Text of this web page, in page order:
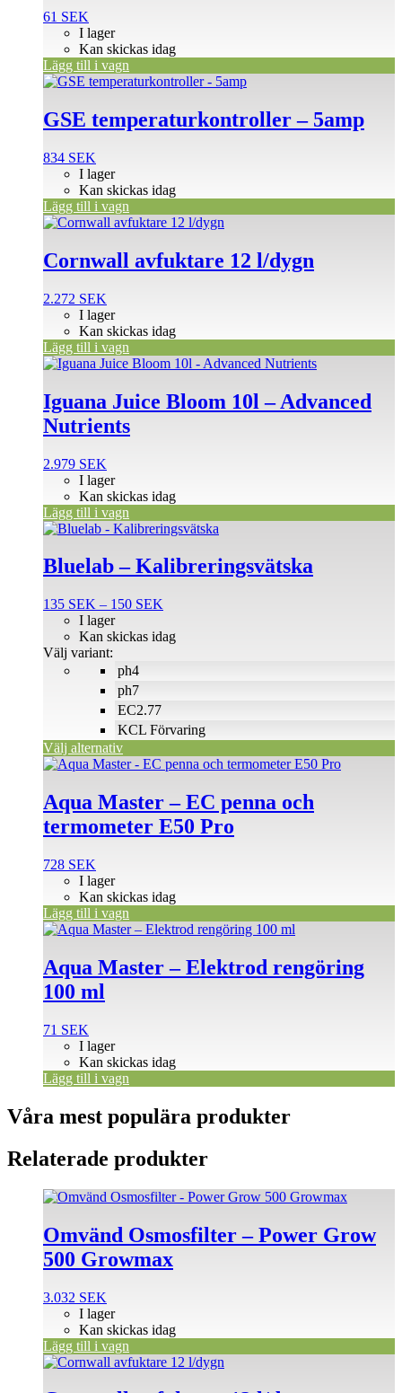
61 SEK
I lager
Kan skickas idag
Lägg till i vagn
GSE temperaturkontroller – 5amp
834 SEK
I lager
Kan skickas idag
Lägg till i vagn
Cornwall avfuktare 12 l/dygn
2.272 SEK
I lager
Kan skickas idag
Lägg till i vagn
Iguana Juice Bloom 10l – Advanced
Nutrients
2.979 SEK
I lager
Kan skickas idag
Lägg till i vagn
Bluelab – Kalibreringsvätska
135 SEK – 150 SEK
till
ph4
ph7
EC2.77
KCL Förvaring
I lager
Kan skickas idag
Välj variant:
Välj alternativ
Den
produkten
har
varianter.
olika
alternativen
Aqua Master – EC penna och
termometer E50 Pro
728 SEK
I lager
Kan skickas idag
Lägg till i vagn
Aqua Master – Elektrod rengöring
100 ml
71 SEK
I lager
Kan skickas idag
Lägg till i vagn
Våra mest populära produkter
Relaterade produkter
Omvänd Osmosfilter – Power Grow
500 Growmax
3.032 SEK
I lager
Kan skickas idag
Lägg till i vagn